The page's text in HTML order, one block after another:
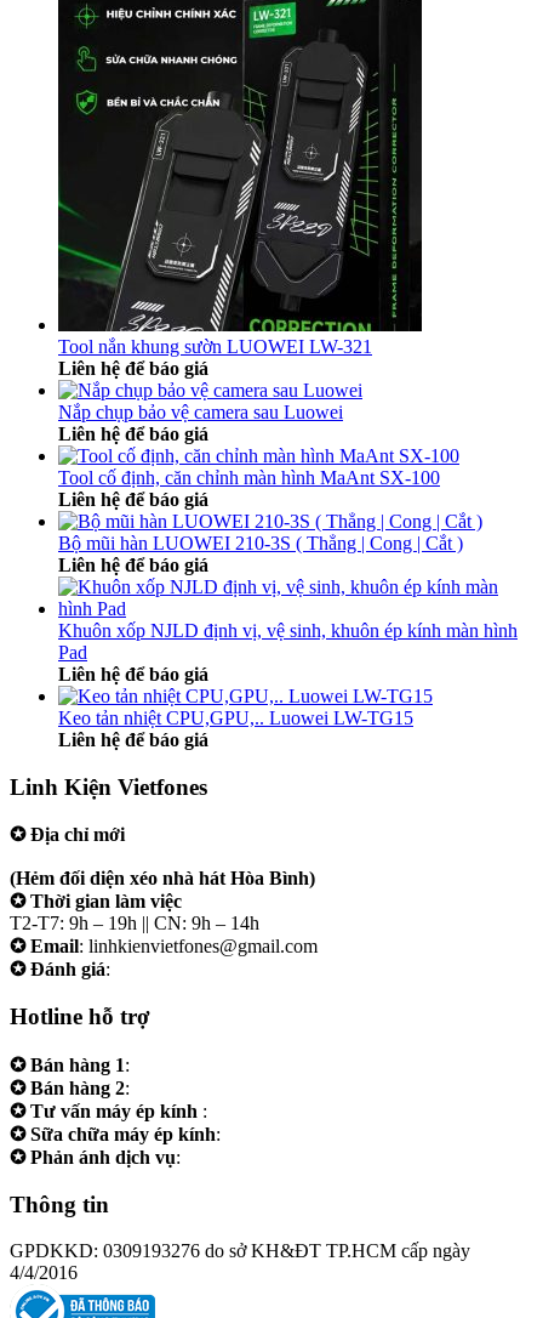
Tool nắn khung sườn LUOWEI LW-321
Liên hệ để báo giá
Nắp chụp bảo vệ camera sau Luowei
Liên hệ để báo giá
Tool cố định, căn chỉnh màn hình MaAnt SX-100
Liên hệ để báo giá
Bộ mũi hàn LUOWEI 210-3S ( Thẳng | Cong | Cắt )
Liên hệ để báo giá
Khuôn xốp NJLD định vị, vệ sinh, khuôn ép kính màn hình
Pad
Liên hệ để báo giá
Keo tản nhiệt CPU,GPU,.. Luowei LW-TG15
Liên hệ để báo giá
Linh Kiện Vietfones
✪ Địa chỉ mới
(Hẻm đối diện xéo nhà hát Hòa Bình)
✪ Thời gian làm việc
T2-T7: 9h – 19h || CN: 9h – 14h
✪ Email: linhkienvietfones@gmail.com
✪ Đánh giá:
Hotline hỗ trợ
✪ Bán hàng 1:
✪ Bán hàng 2:
✪ Tư vấn máy ép kính :
✪ Sữa chữa máy ép kính:
✪ Phản ánh dịch vụ:
Thông tin
GPDKKD: 0309193276 do sở KH&ĐT TP.HCM cấp ngày
4/4/2016